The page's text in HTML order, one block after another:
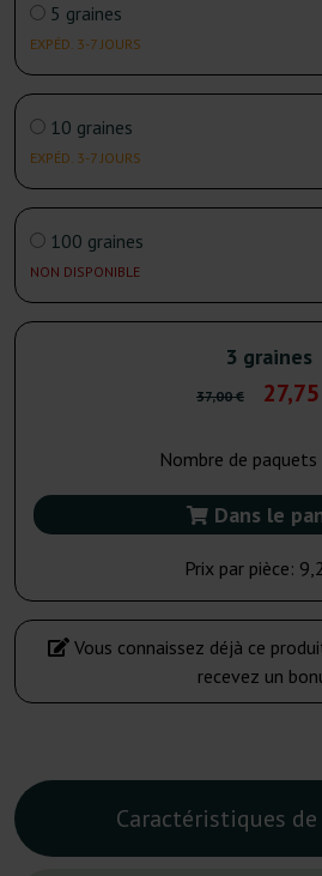
5 graines
EXPÉD. 3-7 JOURS
10 graines
EXPÉD. 3-7 JOURS
100 graines
NON DISPONIBLE
3 graines
37,00 €
Nombre de paquets
Dans le
Prix par pièce:
Vous connaissez déjà ce
recevez un
Caractéristiques